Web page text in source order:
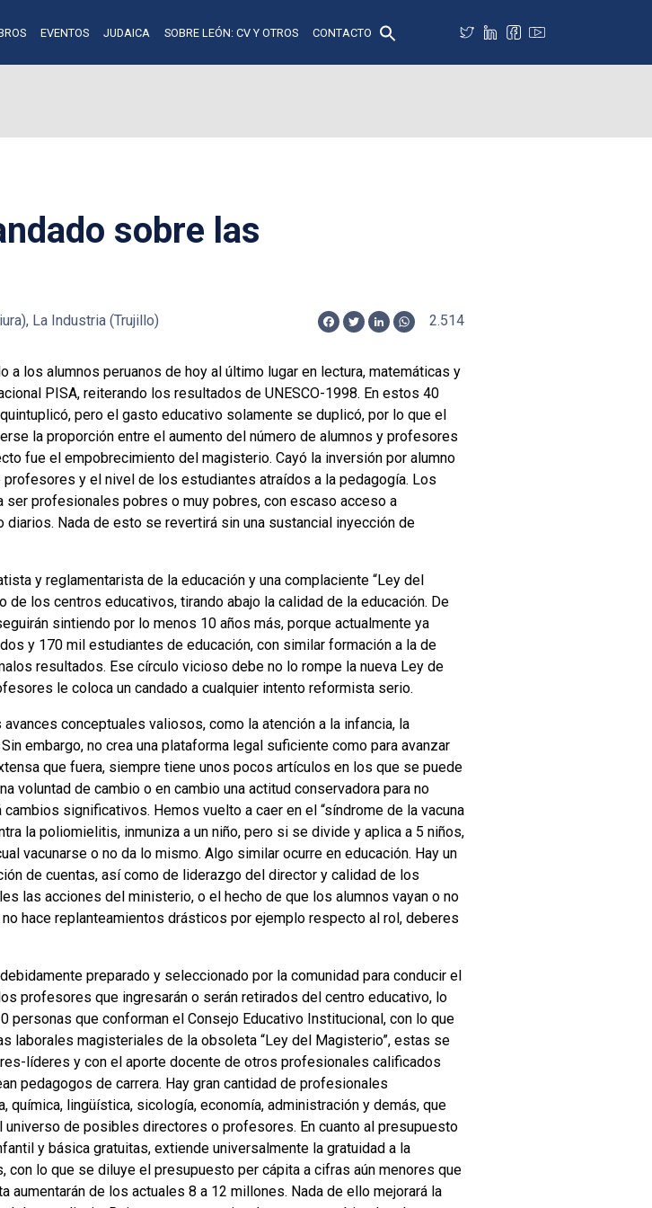
EVENTOS JUDAICA SOBRE LEÓN: CV Y OTROS CONTACTO
sobre las
La Industria (Trujillo)
Facebook
TwitterLinkedInWhatsApp
2.514
los alumnos peruanos de hoy al último lugar en lectura, matemáticas y
PISA, reiterando los resultados de UNESCO-1998. En estos 40
pero el gasto educativo solamente se duplicó, por lo que el
la proporción entre el aumento del número de alumnos y profesores
fue el empobrecimiento del magisterio. Cayó la inversión por alumno
y el nivel de los estudiantes atraídos a la pedagogía. Los
profesionales pobres o muy pobres, con escaso acceso a
Nada de esto se revertirá sin una sustancial inyección de
y reglamentarista de la educación y una complaciente “Ley del
los centros educativos, tirando abajo la calidad de la educación. De
sintiendo por lo menos 10 años más, porque actualmente ya
y 170 mil estudiantes de educación, con similar formación a la de
resultados. Ese círculo vicioso debe no lo rompe la nueva Ley de
le coloca un candado a cualquier intento reformista serio.
conceptuales valiosos, como la atención a la infancia, la
embargo, no crea una plataforma legal suficiente como para avanzar
que fuera, siempre tiene unos pocos artículos en los que se puede
voluntad de cambio o en cambio una actitud conservadora para no
significativos. Hemos vuelto a caer en el “síndrome de la vacuna
la poliomielitis, inmuniza a un niño, pero si se divide y aplica a 5 niños,
vacunarse o no da lo mismo. Algo similar ocurre en educación. Hay un
de cuentas, así como de liderazgo del director y calidad de los
las acciones del ministerio, o el hecho de que los alumnos vayan o no
hace replanteamientos drásticos por ejemplo respecto al rol, deberes
preparado y seleccionado por la comunidad para conducir el
profesores que ingresarán o serán retirados del centro educativo, lo
que conforman el Consejo Educativo Institucional, con lo que
laborales magisteriales de la obsoleta “Ley del Magisterio”, estas se
líderes y con el aporte docente de otros profesionales calificados
pedagogos de carrera. Hay gran cantidad de profesionales
lingüística, sicología, economía, administración y demás, que
de posibles directores o profesores. En cuanto al presupuesto
y básica gratuitas, extiende universalmente la gratuidad a la
lo que se diluye el presupuesto per cápita a cifras aún menores que
aumentarán de los actuales 8 a 12 millones. Nada de ello mejorará la